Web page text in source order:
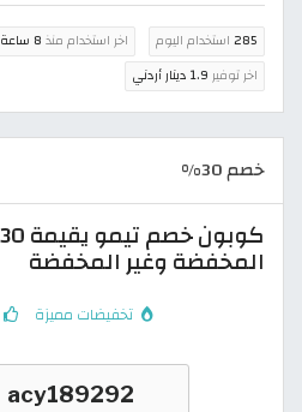
285 استخدام اليوم اخر استخدام منذ 8 ساعة
اخر توفير 1.9 دينار أردني
خصم 30%
المخفضة وغير المخفضة
تخفيضات مميزة